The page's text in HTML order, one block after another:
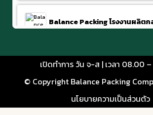
จะกล่องพิซซ่าหรือกล่องอื่นๆ เรารับผลิ
#กล่องกระดาษ #กล่องพิซซ่า #โรงงา
#balancepacking
เปิดทำการ วัน จ-ส | เวลา 08.00
© Copyright Balance Packing
นโยบายความเป็นส่วนตัว